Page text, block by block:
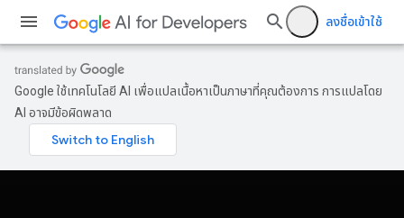
ลงชื่อเข้าใช้
Google ใช้เทคโนโลยี AI เพื่อแปลเนื้อหาเป็นภาษาที่คุณต้องการ การแปลโดย
AI อาจมีข้อผิดพลาด